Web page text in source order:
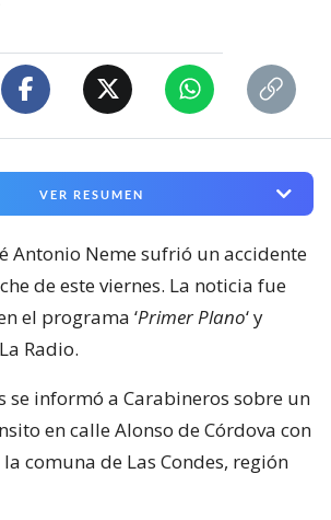
VER RESUMEN
Antonio Neme sufrió un accidente
de este viernes. La noticia fue
el programa ‘Primer Plano‘ y
Radio.
se informó a Carabineros sobre un
en calle Alonso de Córdova con
comuna de Las Condes, región